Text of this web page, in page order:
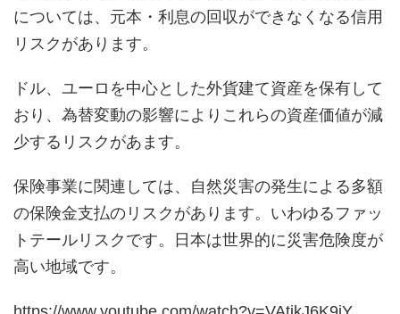
については、元本・利息の回収ができなくなる信用
リスクがあります。
ドル、ユーロを中心とした外貨建て資産を保有して
おり、為替変動の影響によりこれらの資産価値が減
少するリスクがあます。
保険事業に関連しては、自然災害の発生による多額
の保険金支払のリスクがあります。いわゆるファッ
トテールリスクです。日本は世界的に災害危険度が
高い地域です。